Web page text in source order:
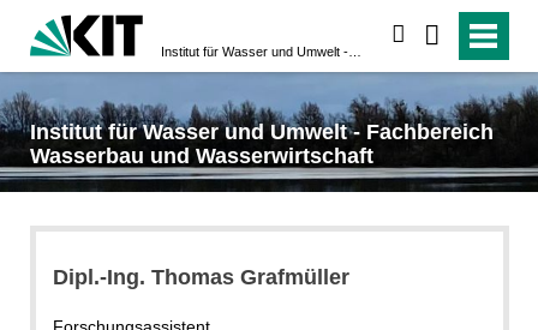
Institut für Wasser und Umwelt - Fachbereich
Wasserbau und Wasserwirtschaft
Dipl.-Ing. Thomas Grafmüller
Forschungsassistent